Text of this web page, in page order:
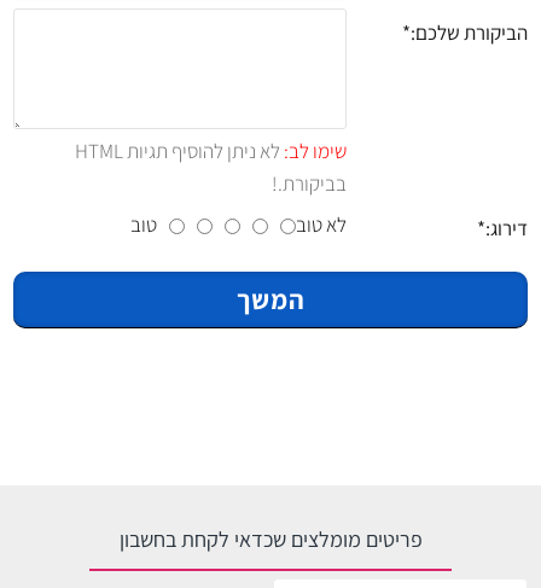
הביקורת שלכם:
שימו לב:
לא ניתן להוסיף תגיות HTML
בביקורת.!
דירוג:
לא טוב טוב
המשך
פריטים מומלצים שכדאי לקחת בחשבון